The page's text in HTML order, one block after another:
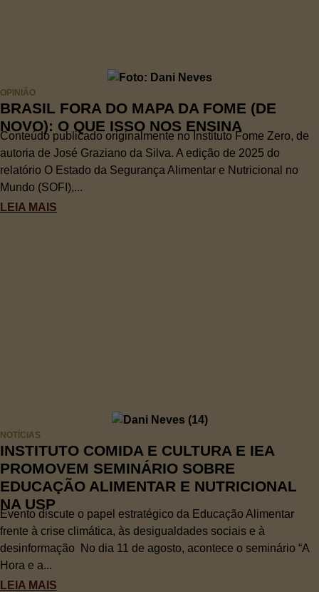
OPINIÃO
BRASIL FORA DO MAPA DA FOME (DE
NOVO): O QUE ISSO NOS ENSINA
Conteúdo publicado originalmente no Instituto Fome Zero, de
autoria de José Graziano da Silva. A edição de 2025 do
relatório O Estado da Segurança Alimentar e Nutricional no
Mundo (SOFI),...
LEIA MAIS
NOTÍCIAS
INSTITUTO COMIDA E CULTURA E IEA
PROMOVEM SEMINÁRIO SOBRE
EDUCAÇÃO ALIMENTAR E NUTRICIONAL
NA USP
Evento discute o papel estratégico da Educação Alimentar
frente à crise climática, às desigualdades sociais e à
desinformação No dia 11 de agosto, acontece o seminário “A
Hora e a...
LEIA MAIS